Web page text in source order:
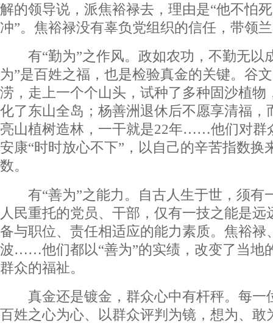
解的领导说，派焦裕禄去，理由是“他不怕
冲”。焦裕禄没有辜负党组织的信任，带领
有“勤为”之作风。政如农功，不勤无以
为”是百姓之福，也是检验真金的关键。谷
涝，走上一个个山头，试种了多种固沙植物
化了东山全岛；杨善洲退休后不愿享清福，
亮山植树造林，一干就是22年……他们对群
安康“时时放心不下”，以自己的辛苦指数换
数。
有“善为”之能力。自古人生于世，须有
人民重托的党员、干部，仅有一技之能是远
备与职位、责任相适应的能力素质。焦裕禄
波……他们都以“善为”的实绩，改变了当地
群众的福祉。
真金还是镀金，群众心中有杆秤。每一
百姓之心为心、以群众评判为镜，想为、敢